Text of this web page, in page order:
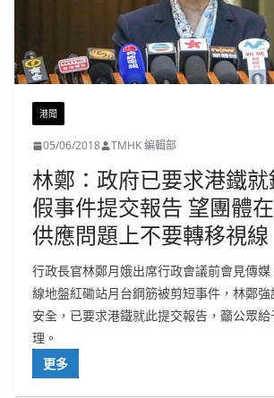
港聞
05/06/2018 TMHK 編輯部
林鄭：政府已要求港鐵
假事件提交報告 望團體
供應問題上不要轉移視線
行政長官林鄭月娥出席行政會議前會見傳
線地盤紅磡站月台鋼筋被剪短事件，林鄭
安全，已要求港鐵就此提交報告，籲公眾
理。
更多